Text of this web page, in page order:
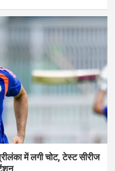
में लगी चोट, टेस्ट सीरीज